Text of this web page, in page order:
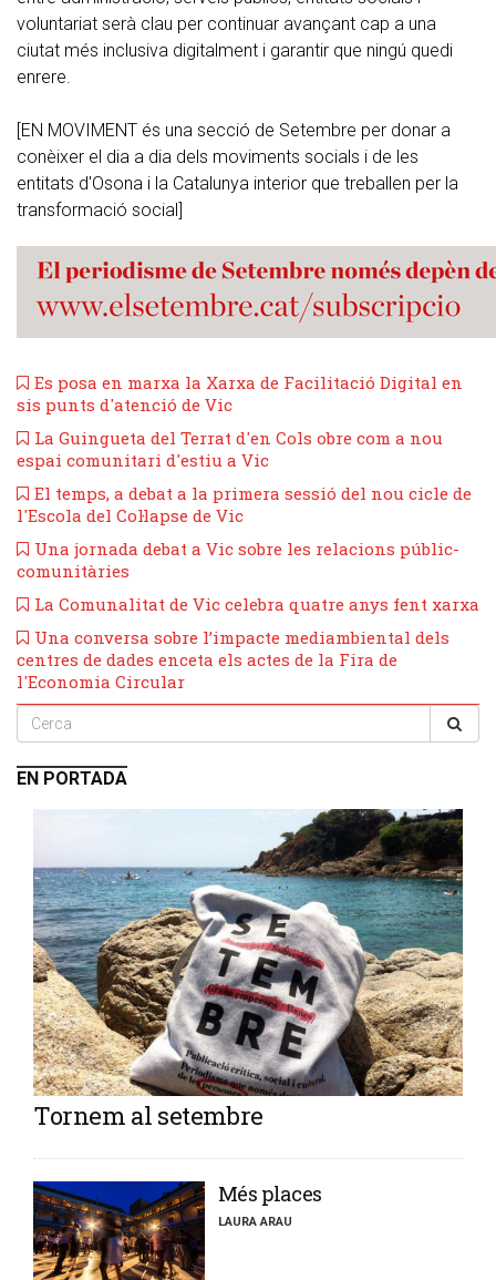
voluntariat serà clau per continuar avançant cap a una
ciutat més inclusiva digitalment i garantir que ningú quedi
enrere.
[EN MOVIMENT és una secció de Setembre per donar a
conèixer el dia a dia dels moviments socials i de les
entitats d'Osona i la Catalunya interior que treballen per la
transformació social]
Es posa en marxa la Xarxa de Facilitació Digital en
sis punts d'atenció de Vic
La Guingueta del Terrat d'en Cols obre com a nou
espai comunitari d'estiu a Vic
El temps, a debat a la primera sessió del nou cicle de
l'Escola del Col·lapse de Vic
Una jornada debat a Vic sobre les relacions públic-
comunitàries
La Comunalitat de Vic celebra quatre anys fent xarxa
Una conversa sobre l’impacte mediambiental dels
centres de dades enceta els actes de la Fira de
l'Economia Circular
EN PORTADA
Tornem al setembre
​Més places
LAURA ARAU